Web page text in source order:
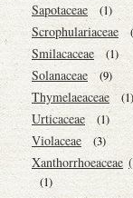
Sapotaceae (1)
Scrophulariaceae
Smilacaceae (1)
Solanaceae (9)
Thymelaeaceae (1)
Urticaceae (1)
Violaceae (3)
Xanthorrhoeaceae
(1)